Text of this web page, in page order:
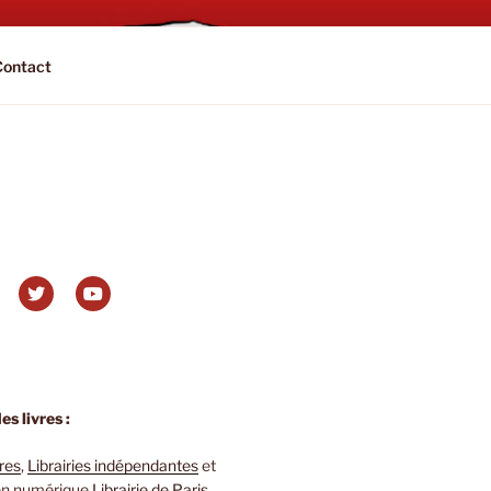
livres :
, Librairies indépendanteset